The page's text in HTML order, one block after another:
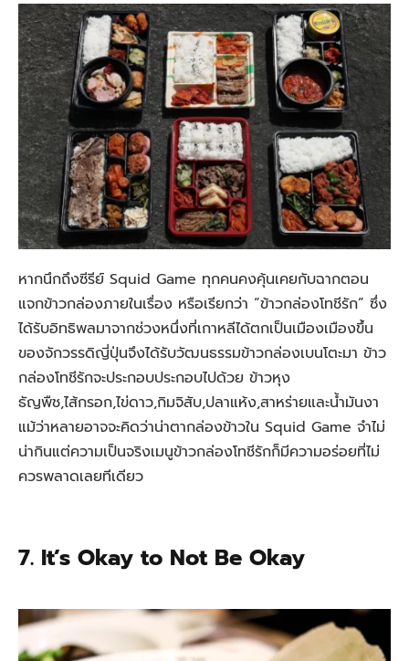
หากนึกถึงซีรีย์ Squid Game ทุกคนคงคุ้นเคยกับฉากตอน
แจกข้าวกล่องภายในเรื่อง หรือเรียกว่า “ข้าวกล่องโทชีรัก” ซึ่ง
ได้รับอิทธิพลมาจากช่วงหนึ่งที่เกาหลีได้ตกเป็นเมืองเมืองขึ้น
ของจักวรรดิญี่ปุ่นจึงได้รับวัฒนธรรมข้าวกล่องเบนโตะมา ข้าว
กล่องโทชีรักจะประกอบประกอบไปด้วย ข้าวหุง
ธัญพืช,ไส้กรอก,ไข่ดาว,กิมจิสับ,ปลาแห้ง,สาหร่ายและน้ำมันงา
แม้ว่าหลายอาจจะคิดว่าน่าตากล่องข้าวใน Squid Game จำไม่
น่ากินแต่ความเป็นจริงเมนูข้าวกล่องโทชีรักก็มีความอร่อยที่ไม่
ควรพลาดเลยทีเดียว
7. It’s Okay to Not Be Okay